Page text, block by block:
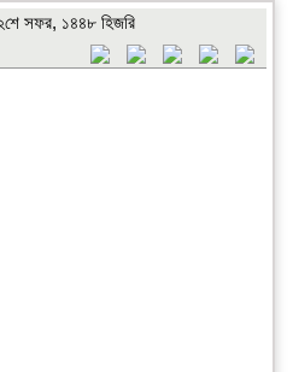
সফর, ১৪৪৮ হিজরি